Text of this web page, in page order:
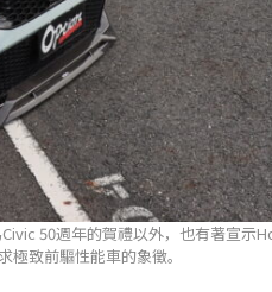
50週年的賀禮以外，也有著宣示
極致前驅性能車的象徵。